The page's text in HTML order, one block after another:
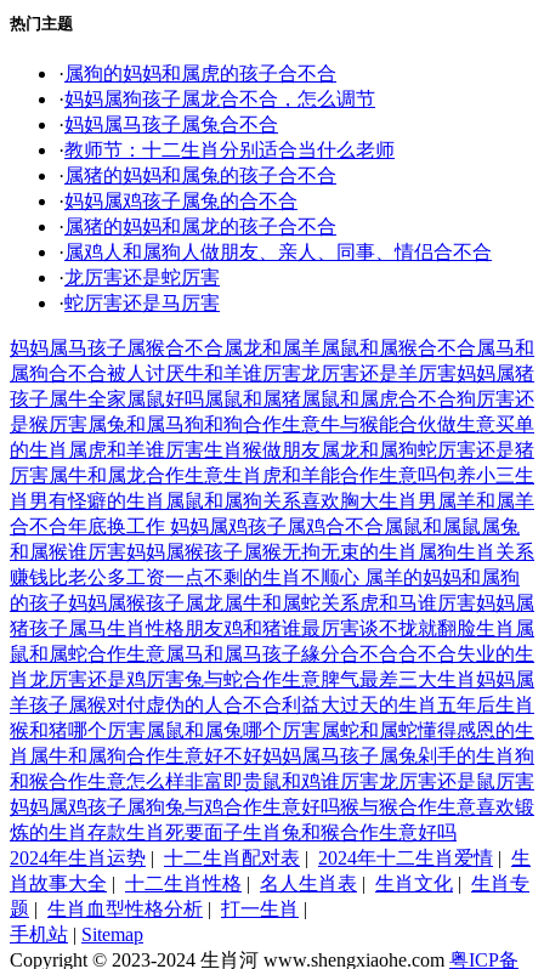
热门主题
·属狗的妈妈和属虎的孩子合不合
·妈妈属狗孩子属龙合不合，怎么调节
·妈妈属马孩子属兔合不合
·教师节：十二生肖分别适合当什么老师
·属猪的妈妈和属兔的孩子合不合
·妈妈属鸡孩子属兔的合不合
·属猪的妈妈和属龙的孩子合不合
·属鸡人和属狗人做朋友、亲人、同事、情侣合不合
·龙厉害还是蛇厉害
·蛇厉害还是马厉害
妈妈属马孩子属猴合不合属龙和属羊属鼠和属猴合不合属马和
属狗合不合被人讨厌牛和羊谁厉害龙厉害还是羊厉害妈妈属猪
孩子属牛全家属鼠好吗属鼠和属猪属鼠和属虎合不合狗厉害还
是猴厉害属兔和属马狗和狗合作生意牛与猴能合伙做生意买单
的生肖 属虎和羊谁厉害生肖猴做朋友属龙和属狗蛇厉害还是猪
厉害属牛和属龙合作生意生肖虎和羊能合作生意吗包养小三生
肖男有怪癖的生肖 属鼠和属狗关系喜欢胸大生肖男 属羊和属羊
合不合年底换工作 妈妈属鸡孩子属鸡合不合属鼠和属鼠属兔
和属猴谁厉害妈妈属猴孩子属猴无拘无束的生肖 属狗生肖关系
赚钱比老公多工资一点不剩的生肖不顺心 属羊的妈妈和属狗
的孩子妈妈属猴孩子属龙属牛和属蛇关系虎和马谁厉害妈妈属
猪孩子属马生肖性格朋友鸡和猪谁最厉害谈不拢就翻脸生肖 属
鼠和属蛇合作生意属马和属马孩子緣分合不合合不合失业的生
肖龙厉害还是鸡厉害兔与蛇合作生意脾气最差三大生肖妈妈属
羊孩子属猴对付虚伪的人 合不合利益大过天的生肖 五年后生肖
猴和猪哪个厉害属鼠和属兔哪个厉害属蛇和属蛇懂得感恩的生
肖 属牛和属狗合作生意好不好妈妈属马孩子属兔剁手的生肖狗
和猴合作生意怎么样非富即贵鼠和鸡谁厉害龙厉害还是鼠厉害
妈妈属鸡孩子属狗兔与鸡合作生意好吗猴与猴合作生意喜欢锻
炼的生肖存款生肖死要面子生肖兔和猴合作生意好吗
2024年生肖运势 | 十二生肖配对表 | 2024年十二生肖爱情 | 生
肖故事大全 | 十二生肖性格 | 名人生肖表 | 生肖文化 | 生肖专
题 | 生肖血型性格分析 | 打一生肖 |
手机站 | Sitemap
Copyright © 2023-2024 生肖河 www.shengxiaohe.com 粤ICP备